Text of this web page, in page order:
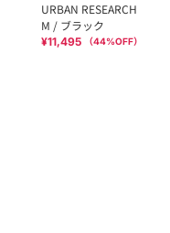
URBAN RESEARCH
M / ブラック
¥11,495 （44%OFF）